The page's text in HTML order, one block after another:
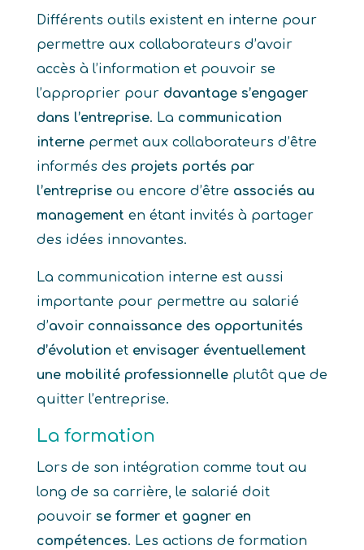
Différents outils existent en interne pour
permettre aux collaborateurs d’avoir
accès à l’information et pouvoir se
l’approprier pour davantage s’engager
dans l’entreprise. La communication
internepermet aux collaborateurs d’être
informés des projets portés par
l’entrepriseou encore d’être associés au
management en étant invités à partager
des idées innovantes.
La communication interne est aussi
importante pour permettre au salarié
d’avoir connaissance des opportunités
d’évolution et envisager éventuellement
une mobilité professionnelleplutôt que de
quitter l’entreprise.
La formation
Lors de son intégration comme tout au
long de sa carrière, le salarié doit
pouvoir se former et gagner en
compétences. Les actions de formation